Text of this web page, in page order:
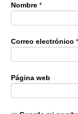
Nombre *
Correo electrónico *
Página web